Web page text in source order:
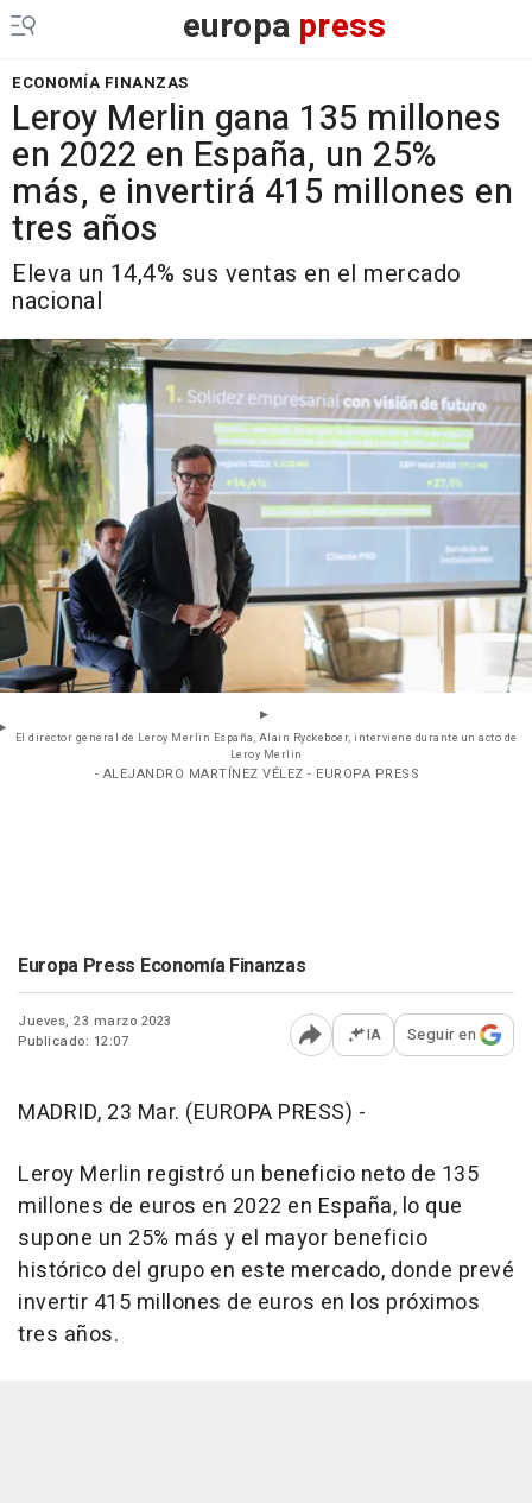
europa press
ECONOMÍA FINANZAS
Leroy Merlin gana 135 millones
en 2022 en España, un 25%
más, e invertirá 415 millones en
tres años
Eleva un 14,4% sus ventas en el mercado
nacional
El director general de Leroy Merlin España, Alain Ryckeboer, interviene durante un acto de
Leroy Merlin
- ALEJANDRO MARTÍNEZ VÉLEZ - EUROPA PRESS
Europa Press Economía Finanzas
Jueves, 23 marzo 2023
Publicado: 12:07
Abrir opciones para
IA Seguir en
MADRID, 23 Mar. (EUROPA PRESS) -
Leroy Merlin registró un beneficio neto de 135
millones de euros en 2022 en España, lo que
supone un 25% más y el mayor beneficio
histórico del grupo en este mercado, donde prevé
invertir 415 millones de euros en los próximos
tres años.